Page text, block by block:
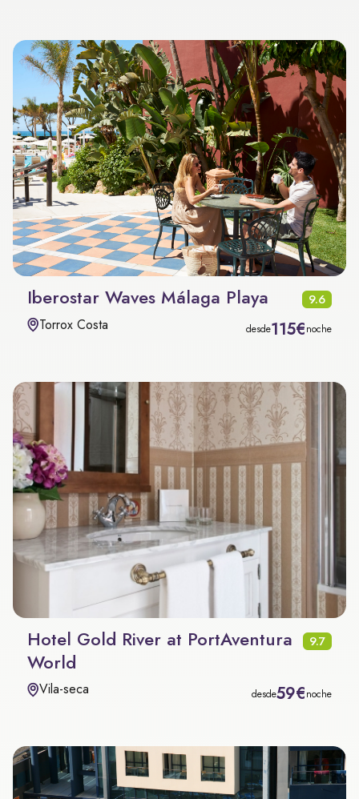
Iberostar Waves Málaga Playa 9.6
Torrox Costa desde115€noche
Hotel Gold River at PortAventura
World
9.7
Vila-seca desde59€noche